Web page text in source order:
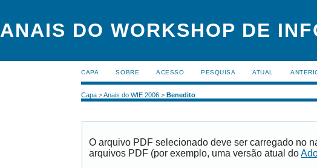
ANAIS DO WORKSHOP DE
CAPA SOBRE ACESSO PESQUISA ATUAL
Capa >Anais do WIE 2006 >Benedito
O arquivo PDF selecionado deve ser carregado no
arquivos PDF (por exemplo, uma versão atual do